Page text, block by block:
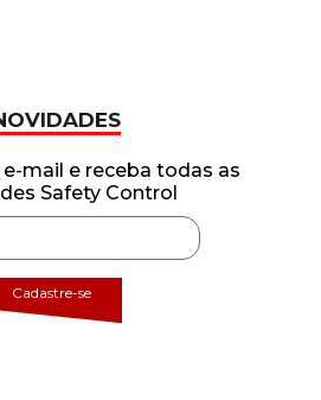
mail e receba todas as
Safety Control
Cadastre-se